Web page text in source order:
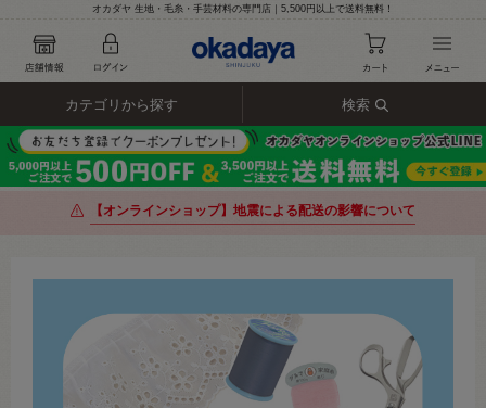
オカダヤ 生地・毛糸・手芸材料の専門店｜5,500円以上で送料無料！
カテゴリから探す 検索
【オンラインショップ】地震による配送の影響について